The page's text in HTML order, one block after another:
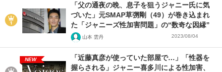
「父の通夜の晩、息子を狙うジャニー氏に気
づいた」元SMAP草彅剛（49）が巻き込まれ
た「ジャニーズ性加害問題」の“数奇な因縁”
山本 雲丹 2023/08/04
NEW
「近藤真彦が使っていた部屋で…」「性器を
握らされる」ジャニー喜多川による性加害、